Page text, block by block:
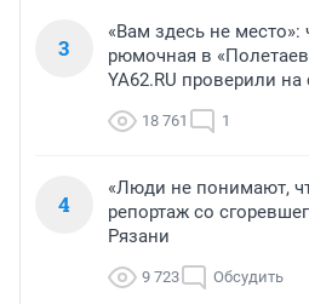
3
«Вам здесь не место»:
рюмочная в
YA62.RU проверили на
18 761 1
4
«Люди не понимают,
репортаж со
Рязани
9 723 Обсудить